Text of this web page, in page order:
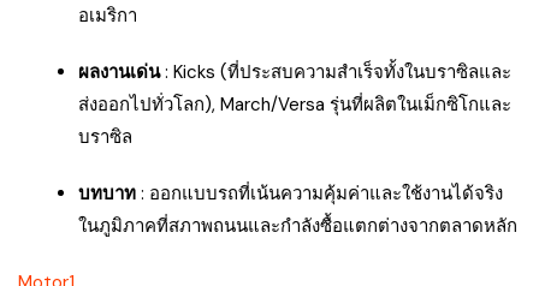
อเมริกา
ผลงานเด่น: Kicks (ที่ประสบความสำเร็จทั้งในบราซิลและ
ส่งออกไปทั่วโลก), March/Versa รุ่นที่ผลิตในเม็กซิโกและ
บราซิล
บทบาท : ออกแบบรถที่เน้นความคุ้มค่าและใช้งานได้จริง
ในภูมิภาคที่สภาพถนนและกำลังซื้อแตกต่างจากตลาดหลัก